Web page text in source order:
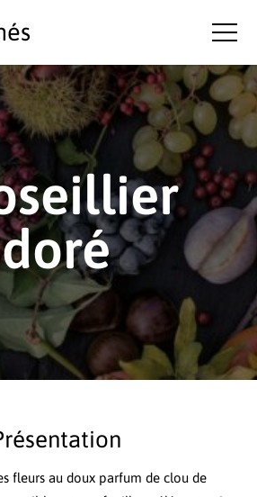
doré
fleurs au doux parfum de clou de